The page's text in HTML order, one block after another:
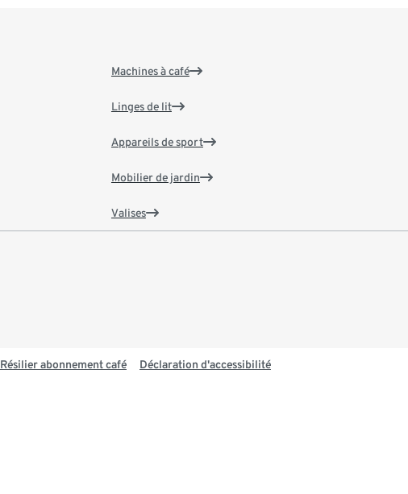
Machines à café
Linges de lit
Appareils de sport
Mobilier de jardin
Valises
Résilier abonnement café Déclaration d'accessibilité